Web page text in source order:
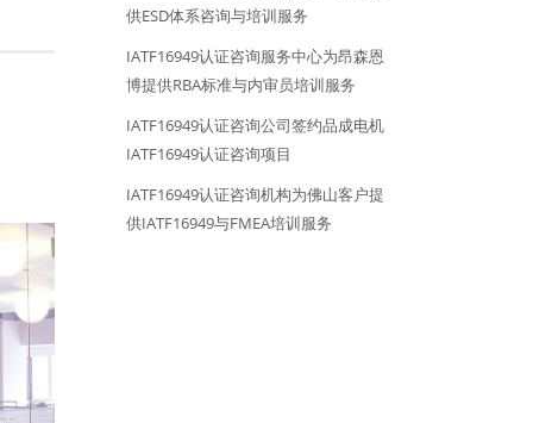
供ESD体系咨询与培训服务
IATF16949认证咨询服务中心为昂森恩
博提供RBA标准与内审员培训服务
IATF16949认证咨询公司签约品成电机
IATF16949认证咨询项目
IATF16949认证咨询机构为佛山客户提
供IATF16949与FMEA培训服务